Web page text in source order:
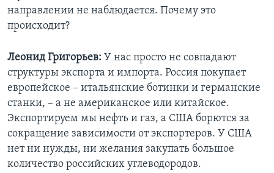
направлении не наблюдается. Почему это
происходит?
Леонид Григорьев: У нас просто не совпадают
структуры экспорта и импорта. Россия покупает
европейское – итальянские ботинки и германские
станки, – а не американское или китайское.
Экспортируем мы нефть и газ, а США борются за
сокращение зависимости от экспортеров. У США
нет ни нужды, ни желания закупать большое
количество российских углеводородов.